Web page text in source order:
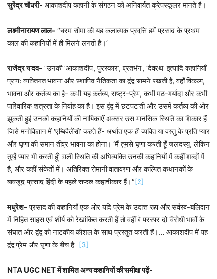
सुरेंद्र चौधरी- आकाशदीप कहानी के संगठन को अनिवार्यत क्रेपस्कूलर मानते हैं।
लक्ष्मीनारायण लाल- “चरम सीमा की यह कलात्मक प्रवृत्ति हमें प्रसाद के प्रथम
काल की कहानियों में ही मिलने लगती है।”
राजेंद्र यादव- “उनकी ‘आकाशदीप’, पुरस्कार’, व्रतभंग’, ‘देवरथ’ इत्यादि कहानियाँ
प्राय: व्यक्तिगत भावना और स्थापित नैतिकता का द्वंद्व सामने रखती हैं, वहाँ विकल्प,
भावना और कर्तव्य का है- कभी यह कर्तव्य, राष्ट्र-प्रेम, कभी मठ-मर्यादा और कभी
पारिवारिक शत्रुता के निर्वाह का है। इस द्वंद्व में छटपटाती और उसमें कर्तव्य की ओर
झुकती हुई उनकी कहानियों की नायिकाएँ अक्सर उस मानसिक स्थिति का शिकार हैं
जिसे मनोविज्ञान में ‘एम्बिवैलेंसी’ कहते हैं- अर्थात एक ही व्यक्ति या वस्तु के प्रति प्यार
और घृणा की समान तीव्र भावना का होना। ‘मैं तुमसे घृणा करती हूँ जलदस्यु, लेकिन
तुम्हें प्यार भी करती हूँ’ वाली स्थिति की अभिव्यक्ति उनकी कहानियों में कहीं शब्दों में
है, और कहीं संकेतों में। अतिरिक्त रोमानी वातावरण और कल्पित कथानकों के
बावजूद प्रसाद हिंदी के पहले सफल कहानीकार हैं।”[2]
मधुरेश- प्रसाद की कहानियाँ एक ओर यदि प्रेम के उदात्त रूप और सर्वस्व-बलिदान
में निहित साहस एवं शौर्य को रेखांकित करती हैं तो वहीं वे परस्पर दो विरोधी भावों के
संघात और द्वंद्व को नाटकीय कौशल के साथ प्रस्तुत करती हैं।… आकाशदीप में यह
द्वंद्व प्रेम और घृणा के बीच है। [3]
NTA UGC NET में शामिल अन्य कहानियों की समीक्षा पढ़ें-